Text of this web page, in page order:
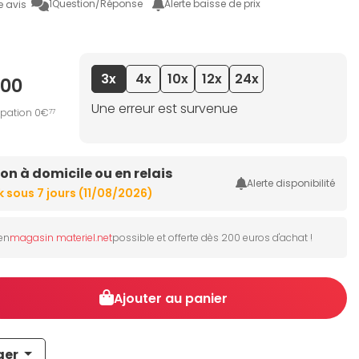
avis 1Question/Réponse Alerte baisse de prix
00
0€77
3x 4x 10x 12x
24x
Une erreur est survenue
à domicile ou en relais
En stock sous 7 jours (11/08/2026)
Alerte disponibilité
magasin materiel.netpossible et offerte dès 200 euros d'achat !
Ajouter au panier